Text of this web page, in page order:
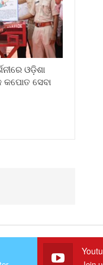
ଓଡ଼ିଶା
ସେବା